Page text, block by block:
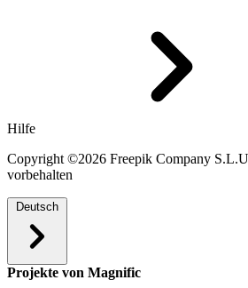
Hilfe
Copyright ©2026 Freepik Company
vorbehalten
Deutsch
Projekte von Magnific